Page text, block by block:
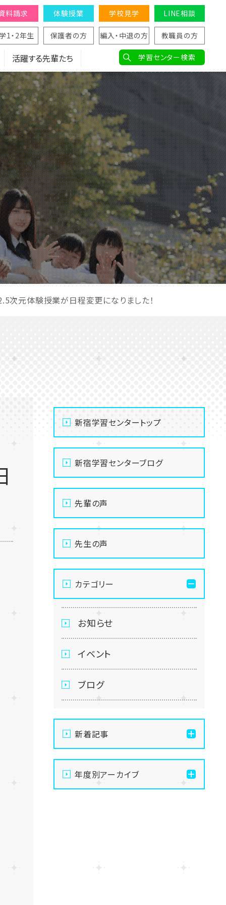
活躍する先輩たち
料請求 体験授業 学校見学 LINE相談
1・2年生 保護者の方 編入・中退の方 教職員の方
学習センター検索
次元体験授業が日程変更になりました！
新宿学習センタートップ
新宿学習センターブログ
先輩の声
先生の声
カテゴリー
お知らせ
イベント
ブログ
新着記事
【新宿】マンツーマン適性診
断開催決定🌟
年度別アーカイブ